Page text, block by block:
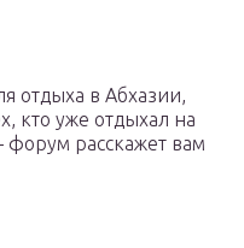
отдыха в Абхазии,
кто уже отдыхал на
форум расскажет вам